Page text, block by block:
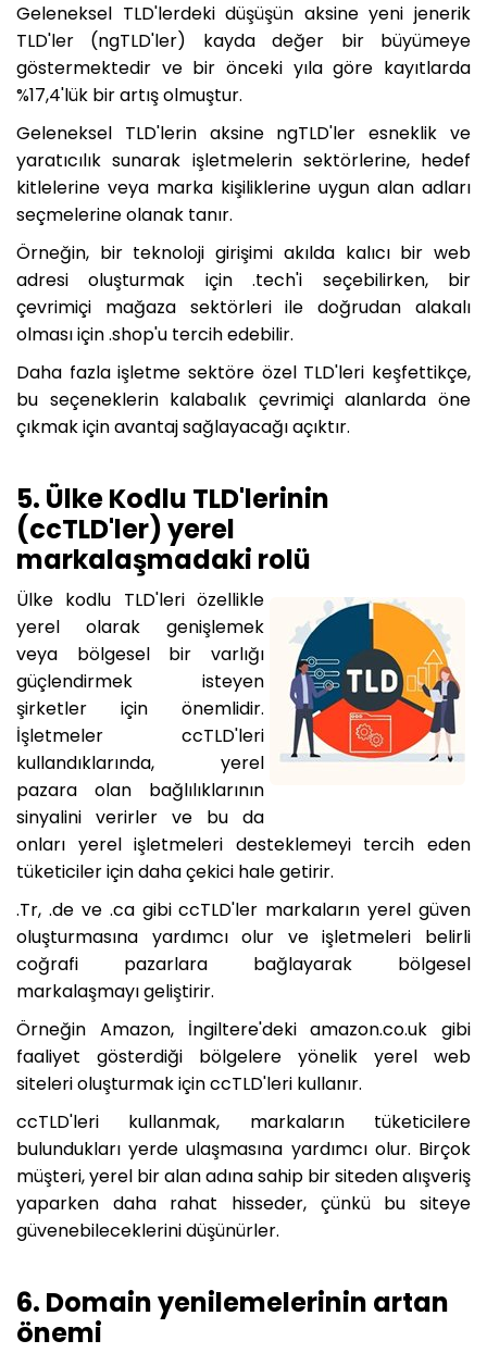
Geleneksel TLD'lerdeki düşüşün aksine yeni jenerik
TLD'ler (ngTLD'ler) kayda değer bir büyümeye
göstermektedir ve bir önceki yıla göre kayıtlarda
%17,4'lük bir artış olmuştur.
Geleneksel TLD'lerin aksine ngTLD'ler esneklik ve
yaratıcılık sunarak işletmelerin sektörlerine, hedef
kitlelerine veya marka kişiliklerine uygun alan adları
seçmelerine olanak tanır.
Örneğin, bir teknoloji girişimi akılda kalıcı bir web
adresi oluşturmak için .tech'i seçebilirken, bir
çevrimiçi mağaza sektörleri ile doğrudan alakalı
olması için .shop'u tercih edebilir.
Daha fazla işletme sektöre özel TLD'leri keşfettikçe,
bu seçeneklerin kalabalık çevrimiçi alanlarda öne
çıkmak için avantaj sağlayacağı açıktır.
5. Ülke Kodlu TLD'lerinin
(ccTLD'ler) yerel
markalaşmadaki rolü
Ülke kodlu TLD'leri özellikle
yerel olarak genişlemek
veya bölgesel bir varlığı
güçlendirmek isteyen
şirketler için önemlidir.
İşletmeler ccTLD'leri
kullandıklarında, yerel
pazara olan bağlılıklarının
sinyalini verirler ve bu da
onları yerel işletmeleri desteklemeyi tercih eden
tüketiciler için daha çekici hale getirir.
.Tr, .de ve .ca gibi ccTLD'ler markaların yerel güven
oluşturmasına yardımcı olur ve işletmeleri belirli
coğrafi pazarlara bağlayarak bölgesel
markalaşmayı geliştirir.
Örneğin Amazon, İngiltere'deki amazon.co.uk gibi
faaliyet gösterdiği bölgelere yönelik yerel web
siteleri oluşturmak için ccTLD'leri kullanır.
ccTLD'leri kullanmak, markaların tüketicilere
bulundukları yerde ulaşmasına yardımcı olur. Birçok
müşteri, yerel bir alan adına sahip bir siteden alışveriş
yaparken daha rahat hisseder, çünkü bu siteye
güvenebileceklerini düşünürler.
6. Domain yenilemelerinin artan
önemi